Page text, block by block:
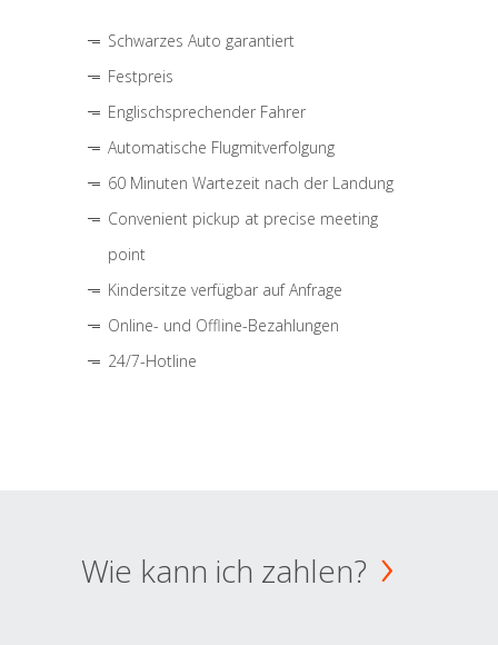
Schwarzes Auto garantiert
Festpreis
Englischsprechender Fahrer
Automatische Flugmitverfolgung
60 Minuten Wartezeit nach der Landung
Convenient pickup at precise meeting
point
Kindersitze verfügbar auf Anfrage
Online- und Offline-Bezahlungen
24/7-Hotline
Wie kann ich zahlen?